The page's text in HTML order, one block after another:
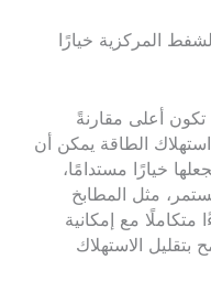
المركزية خيارًا
أعلى مقارنةً
استهلاك الطاقة يمكن أن
خيارًا مستدامًا،
مثل المطابخ
متكاملًا مع إمكانية
الاستهلاك